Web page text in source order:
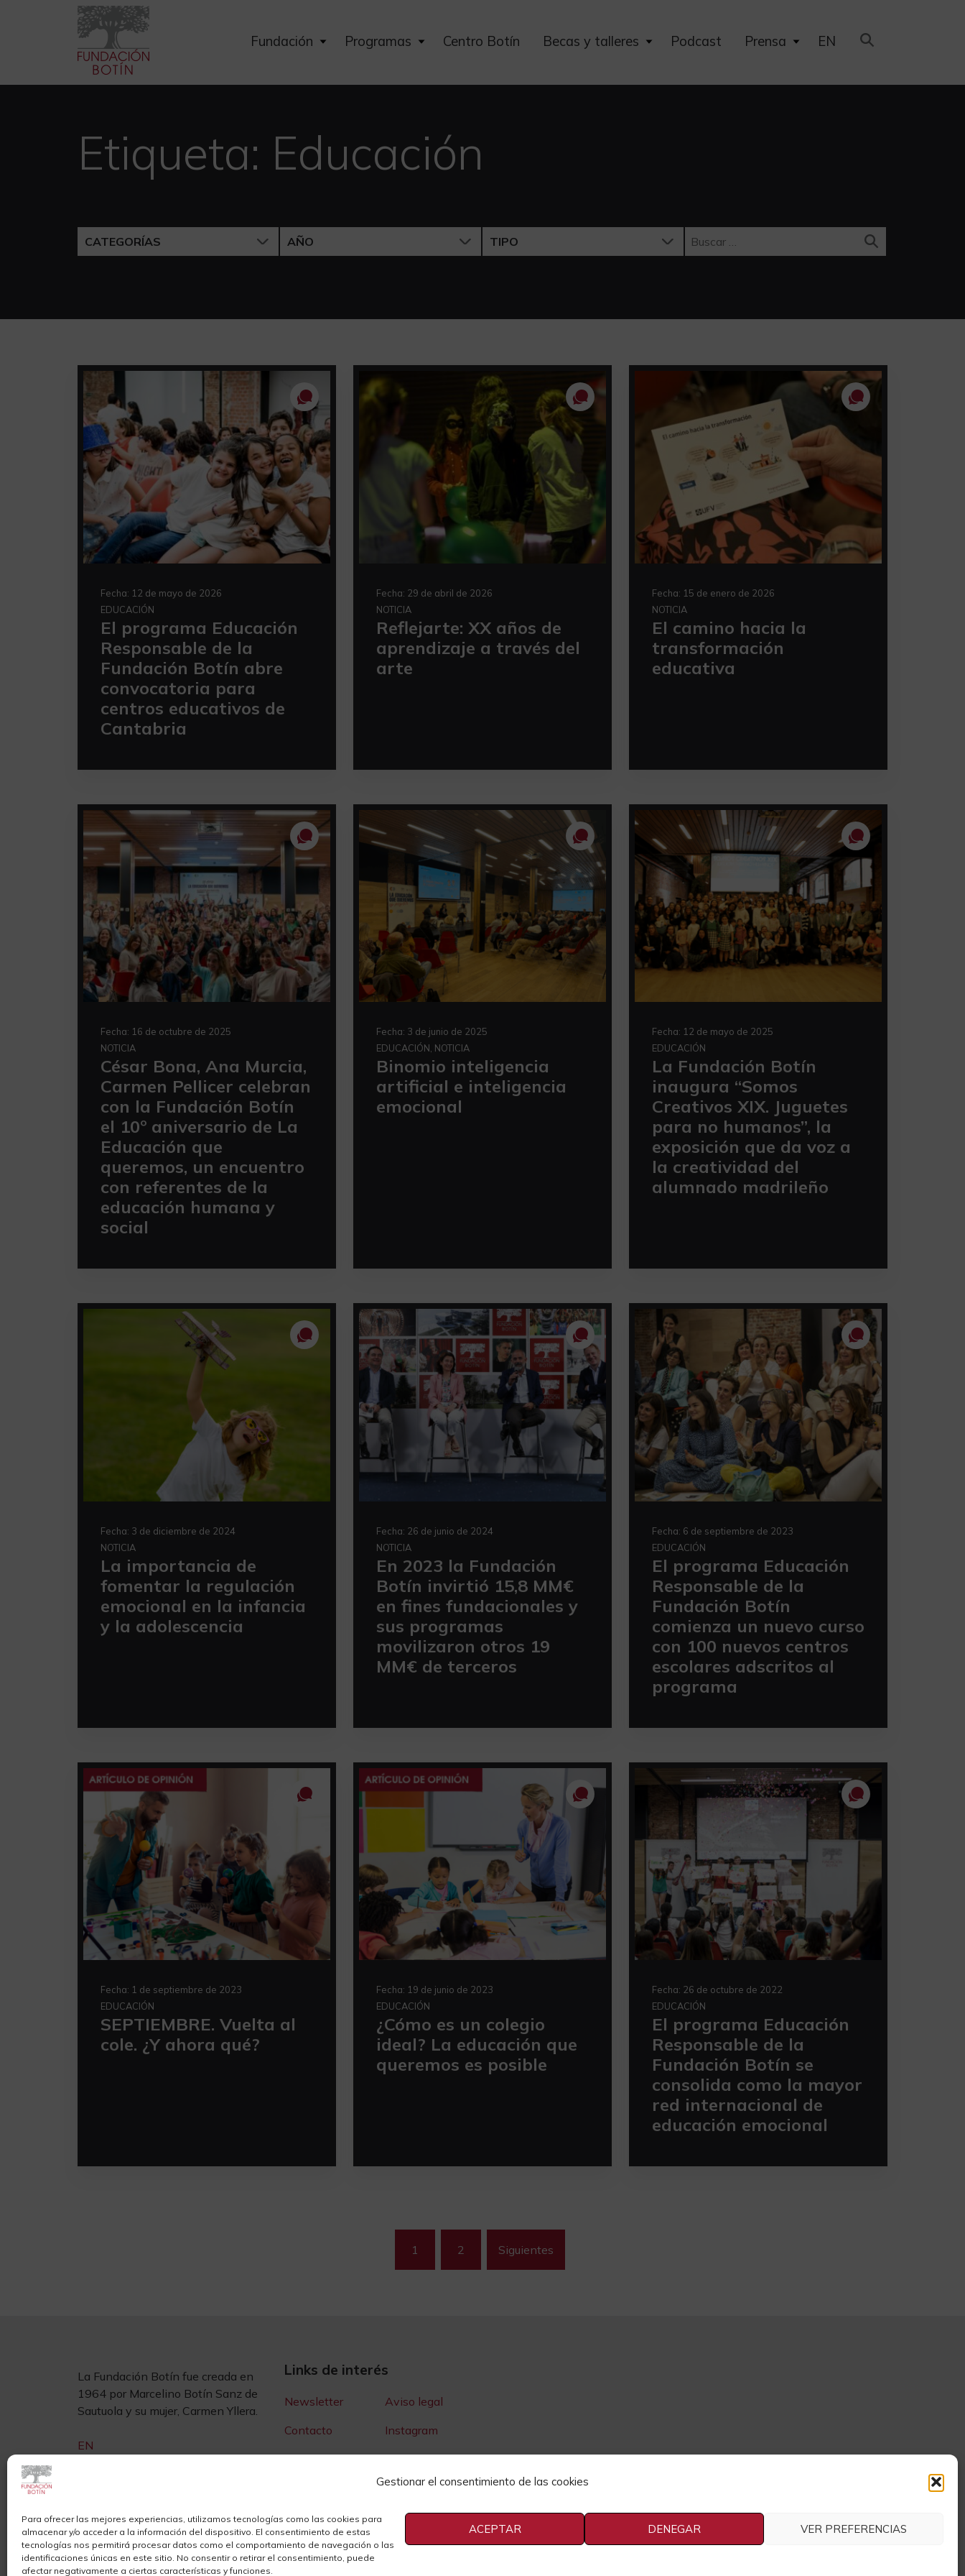
Gestionar el consentimiento de las cookies
Para ofrecer las mejores experiencias, utilizamos tecnologías como las cookies para
almacenar y/o acceder a la información del dispositivo. El consentimiento de estas
tecnologías nos permitirá procesar datos como el comportamiento de navegación o las
identificaciones únicas en este sitio. No consentir o retirar el consentimiento, puede
afectar negativamente a ciertas características y funciones.
ACEPTAR DENEGAR VER PREFERENCIAS
Fundación
ExpandProgramas
ExpandCentro Botín Becas y talleres
ExpandPodcast Prensa
Expand
EN
Etiqueta: Educación
CATEGORÍAS AÑO TIPO
Fecha: 12 de mayo de 2026
EDUCACIÓN
El programa Educación
Responsable de la
Fundación Botín abre
convocatoria para
centros educativos de
Cantabria
Fecha: 29 de abril de 2026
NOTICIA
Reflejarte: XX años de
aprendizaje a través del
arte
Fecha: 15 de enero de 2026
NOTICIA
El camino hacia la
transformación
educativa
Fecha: 16 de octubre de 2025
NOTICIA
César Bona, Ana Murcia,
Carmen Pellicer celebran
con la Fundación Botín
el 10º aniversario de La
Educación que
queremos, un encuentro
con referentes de la
educación humana y
social
Fecha: 3 de junio de 2025
EDUCACIÓN, NOTICIA
Binomio inteligencia
artificial e inteligencia
emocional
Fecha: 12 de mayo de 2025
EDUCACIÓN
La Fundación Botín
inaugura “Somos
Creativos XIX. Juguetes
para no humanos”, la
exposición que da voz a
la creatividad del
alumnado madrileño
Fecha: 3 de diciembre de 2024
NOTICIA
La importancia de
fomentar la regulación
emocional en la infancia
y la adolescencia
Fecha: 26 de junio de 2024
NOTICIA
En 2023 la Fundación
Botín invirtió 15,8 MM€
en fines fundacionales y
sus programas
movilizaron otros 19
MM€ de terceros
Fecha: 6 de septiembre de 2023
EDUCACIÓN
El programa Educación
Responsable de la
Fundación Botín
comienza un nuevo curso
con 100 nuevos centros
escolares adscritos al
programa
Fecha: 1 de septiembre de 2023
EDUCACIÓN
SEPTIEMBRE. Vuelta al
cole. ¿Y ahora qué?
Fecha: 19 de junio de 2023
EDUCACIÓN
¿Cómo es un colegio
ideal? La educación que
queremos es posible
Fecha: 26 de octubre de 2022
EDUCACIÓN
El programa Educación
Responsable de la
Fundación Botín se
consolida como la mayor
red internacional de
educación emocional
Paginación
1 2 Siguientes
La Fundación Botín fue creada en
1964 por Marcelino Botín Sanz de
Sautuola y su mujer, Carmen Yllera.
EN
Links de interés
Newsletter
Contacto
Sedes
Privacidad
Aviso legal
Instagram
Youtube
Cookies